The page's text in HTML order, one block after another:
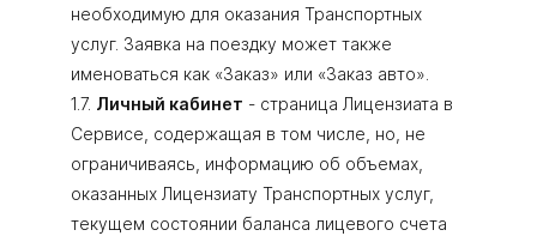
необходимую для оказания Транспортных
услуг. Заявка на поездку может также
именоваться как «Заказ» или «Заказ авто».
1.7. Личный кабинет - страница Лицензиата в
Сервисе, содержащая в том числе, но, не
ограничиваясь, информацию об объемах,
оказанных Лицензиату Транспортных услуг,
текущем состоянии баланса лицевого счета